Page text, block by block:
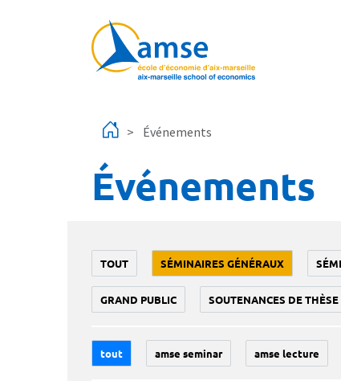
Événements
Événements
TOUT SÉMINAIRES GÉNÉRAUX
GRAND PUBLIC SOUTENANCES DE THÈSE
tout amse seminar amse lecture